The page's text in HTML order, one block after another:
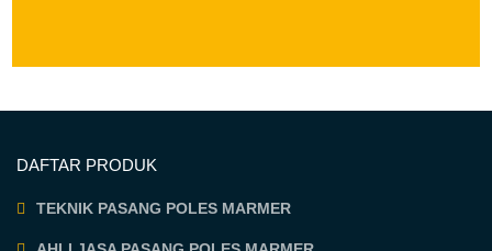
DAFTAR PRODUK
TEKNIK PASANG POLES MARMER